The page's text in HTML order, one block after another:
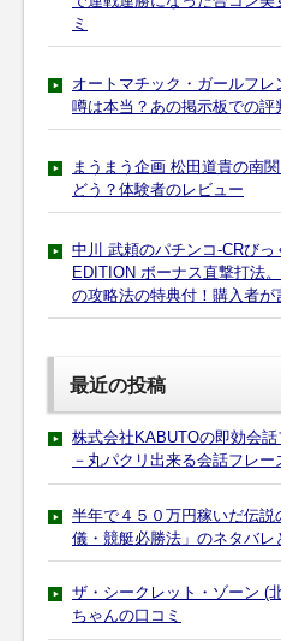
ミ
オートマチック・ガールフ
噂は本当？あの掲示板での評
まうまう企画 松田道貴の南
どう？体験者のレビュー
中川 武頼のパチンコ-CRび
EDITION ボーナス直撃打法
の攻略法の特典付！購入者が
最近の投稿
株式会社KABUTOの即効会
－丸パクリ出来る会話フレ
半年で４５０万円稼いだ伝
儀・競艇必勝法」のネタバレ
ザ・シークレット・ゾーン (
ちゃんの口コミ